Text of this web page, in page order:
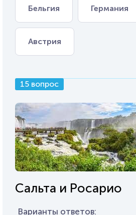
Бельгия Германия
Австрия
15 вопрос
Сальта и Росарио
Варианты ответов: